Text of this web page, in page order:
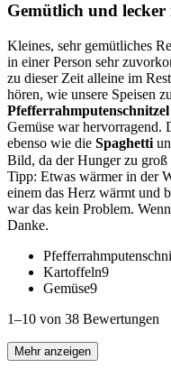
Gemütlich und
Kleines, sehr gemütliches
in einer Person sehr
zu dieser Zeit alleine im
hören, wie unsere Speisen
Pfefferrahmputenschnitzel
Gemüse war hervorragend.
ebenso wie die Spaghetti
Bild, da der Hunger zu
Tipp: Etwas wärmer in der
einem das Herz wärmt und
war das kein Problem.
Danke.
Kartoffeln9
Gemüse9
1–10 von 38 Bewertungen
Mehr anzeigen